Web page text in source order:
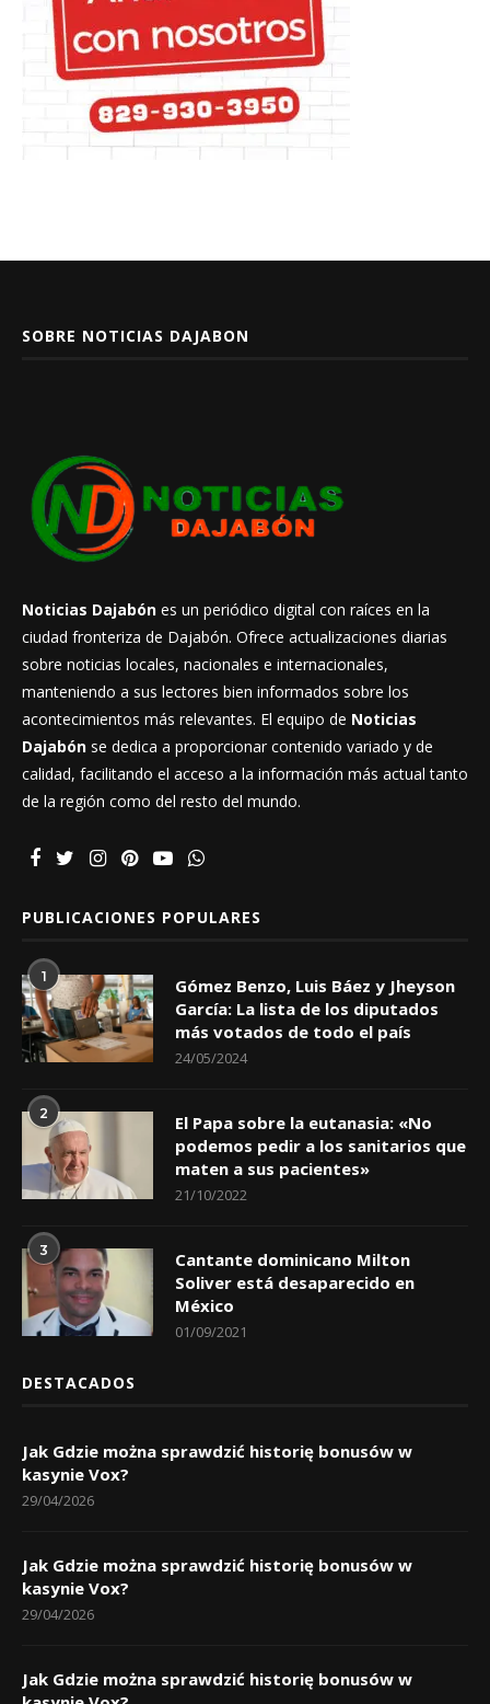
SOBRE NOTICIAS DAJABON
Noticias Dajabón es un periódico digital con raíces en la
ciudad fronteriza de Dajabón. Ofrece actualizaciones diarias
sobre noticias locales, nacionales e internacionales,
manteniendo a sus lectores bien informados sobre los
acontecimientos más relevantes. El equipo de Noticias
Dajabón se dedica a proporcionar contenido variado y de
calidad, facilitando el acceso a la información más actual tanto
de la región como del resto del mundo.
PUBLICACIONES POPULARES
1
Gómez Benzo, Luis Báez y Jheyson
García: La lista de los diputados
más votados de todo el país
24/05/2024
2
El Papa sobre la eutanasia: «No
podemos pedir a los sanitarios que
maten a sus pacientes»
21/10/2022
3
Cantante dominicano Milton
Soliver está desaparecido en
México
01/09/2021
DESTACADOS
Jak Gdzie można sprawdzić historię bonusów w
kasynie Vox?
29/04/2026
Jak Gdzie można sprawdzić historię bonusów w
kasynie Vox?
29/04/2026
Jak Gdzie można sprawdzić historię bonusów w